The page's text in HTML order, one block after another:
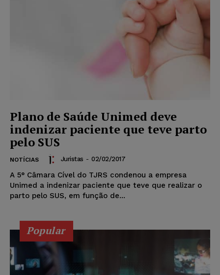
Plano de Saúde Unimed deve
indenizar paciente que teve parto
pelo SUS
NOTÍCIAS Juristas - 02/02/2017
A 5° Câmara Cível do TJRS condenou a empresa
Unimed a indenizar paciente que teve que realizar o
parto pelo SUS, em função de...
Popular